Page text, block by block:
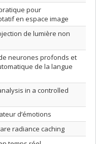
pour
en espace image
de lumière non
neurones profonds et
de la langue
in a controlled
d’émotions
radiance caching